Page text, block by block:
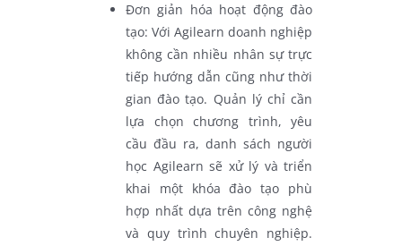
Đơn giản hóa hoạt động đào
tạo: Với Agilearn doanh nghiệp
không cần nhiều nhân sự trực
tiếp hướng dẫn cũng như thời
gian đào tạo. Quản lý chỉ cần
lựa chọn chương trình, yêu
cầu đầu ra, danh sách người
học Agilearn sẽ xử lý và triển
khai một khóa đào tạo phù
hợp nhất dựa trên công nghệ
và quy trình chuyên nghiệp.